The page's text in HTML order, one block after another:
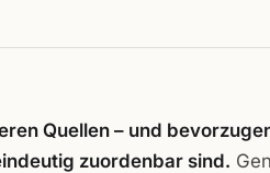
Quellen – und
zuordenbar sind.